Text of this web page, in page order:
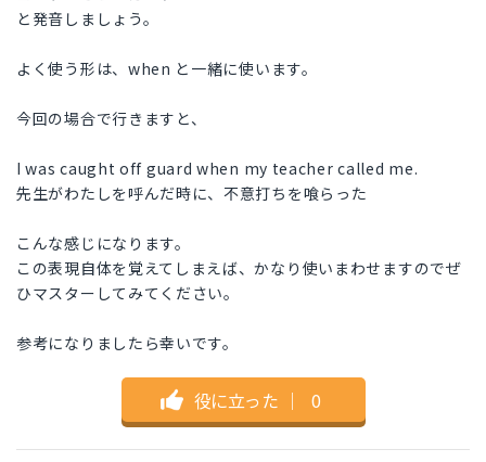
と発音しましょう。
よく使う形は、when と一緒に使います。
今回の場合で行きますと、
I was caught off guard when my teacher called me.
先生がわたしを呼んだ時に、不意打ちを喰らった
こんな感じになります。
この表現自体を覚えてしまえば、かなり使いまわせますのでぜ
ひマスターしてみてください。
参考になりましたら幸いです。
役に立った ｜ 0